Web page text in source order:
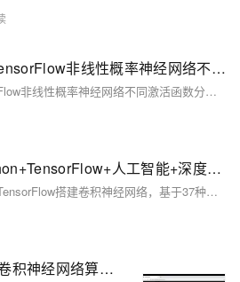
Python用线性回归和TensorFlow非线性概率神经网络不同激活函数分析可视化
Python用线性回归和TensorFlow非线性概率神经网络不同激活函数分析可视化
猫狗宠物识别系统Python+TensorFlow+人工智能+深度学习+卷积网络算法
宠物识别系统使用Python和TensorFlow搭建卷积神经网络，基于37种常见猫狗数据集训练高精度模型，并保存为h5格式。通过Django框架搭建Web平台，用户上传宠物图片即可识别其名称，提供便捷的宠物识别服务。
鸟类识别系统Python+卷积神经网络算法+深度学习+人工智能+TensorFlow+ResNet50算法模型+图像识别